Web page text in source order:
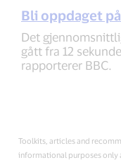
Bli oppdaget
Det
gått fra 12
rapporterer BBC.
Toolkits, articles and
informational purposes only